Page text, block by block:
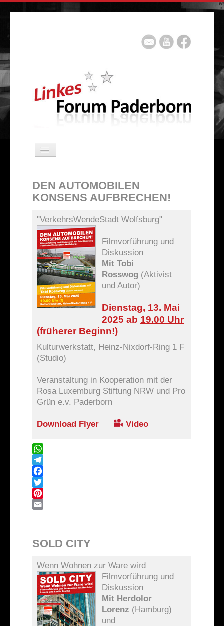
Navigation
Artikel
Kontakt
Links
Archiv
DEN AUTOMOBILEN
KONSENS AUFBRECHEN!
"VerkehrsWendeStadt Wolfsburg"
Filmvorführung und
Diskussion
Mit Tobi
Rosswog (Aktivist
und Autor)
Dienstag, 13. Mai
2025 ab 19.00 Uhr
(früherer Beginn!)
Kulturwerkstatt, Heinz-Nixdorf-Ring 1 F
(Studio)
Veranstaltung in Kooperation mit der
Rosa Luxemburg Stiftung NRW und Pro
Grün e.v. Paderborn
Download Flyer Video
WhatsApp
Telegram
Facebook
Twitter
Pinterest
SOLD CITY
Wenn Wohnen zur Ware wird
Filmvorführung und
Diskussion
Mit Herdolor
Lorenz (Hamburg)
und